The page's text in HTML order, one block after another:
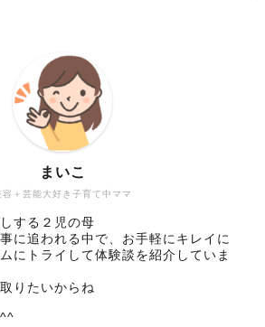
容＋芸能大好き子育て中ママ
まいこ
する２児の母
に追われる中で、お手軽にキレイに
にトライして体験談を紹介していま
りたいからね
^^